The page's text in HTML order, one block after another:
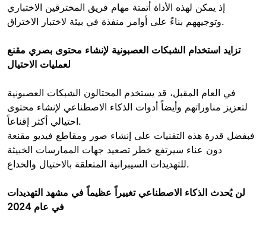
إذ يمكن لهذه الأداة أتمتة مهام فريق المخترقين الاختباري
وتوجيههم بناءً على أوامر منفذة في بيئة لاختبار الاختراق.
تزايد استخدام الشبكات العصبونية لإنشاء محتوى بصري مقنع
لعمليات الاحتيال
في العام المقبل، قد يستخدم المحتالون الشبكات العصبونية
لتعزيز مناوراتهم وأيضاً أدوات الذكاء الاصطناعي لإنشاء محتوى
احتيالي أكثر إقناعاً.
فبفضل قدرة هذه التقنيات على إنشاء صور ومقاطع فيديو مقنعة
دون عناء سيرتفع خطر تصعيد جهات الممارسات الخبيثة
للتهديدات السيبرانية المتعلقة بالاحتيال والخداع.
لن يُحدث الذكاء الاصطناعي تغييراً عظيماً في مشهد التهديدات
في عام 2024